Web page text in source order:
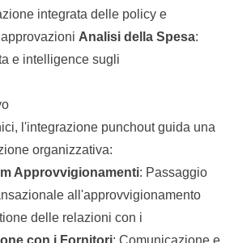
integrata delle policy e
Analisi della Spesa:
e intelligence sugli
l'integrazione punchout guida una
organizzativa:
Approvvigionamenti: Passaggio
all'approvvigionamento
delle relazioni con i
con i Fornitori: Comunicazione e